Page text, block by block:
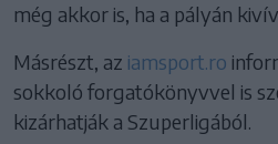
még akkor is, ha a pályán
Másrészt, az iamsport.ro
sokkoló forgatókönyvvel is
kizárhatják a Szuperligából.